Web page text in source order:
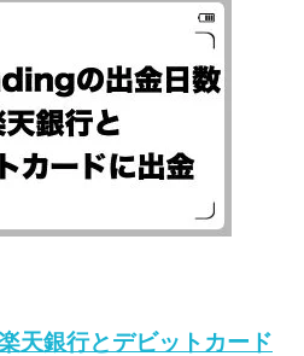
天銀行とデビットカード